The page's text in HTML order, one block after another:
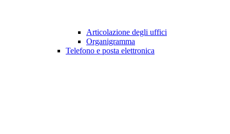
Articolazione degli uffici
Organigramma
Telefono e posta elettronica